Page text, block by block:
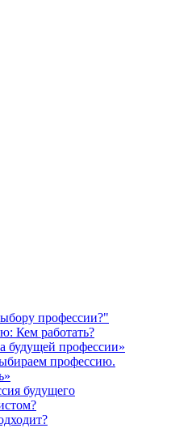
профессии?"
Кем работать?
будущей профессии»
профессию.
будущего